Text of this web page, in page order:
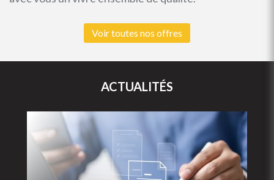
Voir toutes nos offres
ACTUALITÉS